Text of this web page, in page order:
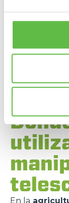
aumenta la
prolongadas.
En la